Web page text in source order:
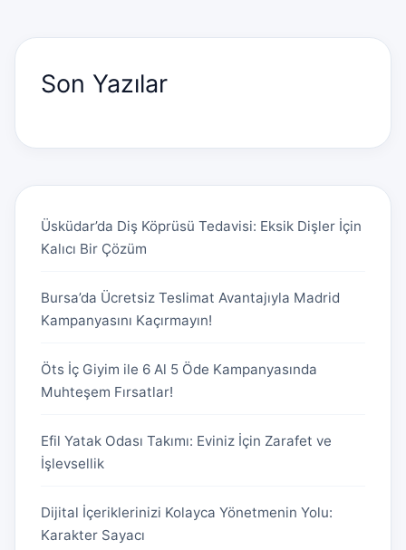
Son Yazılar
Üsküdar’da Diş Köprüsü Tedavisi: Eksik Dişler İçin
Kalıcı Bir Çözüm
Bursa’da Ücretsiz Teslimat Avantajıyla Madrid
Kampanyasını Kaçırmayın!
Öts İç Giyim ile 6 Al 5 Öde Kampanyasında
Muhteşem Fırsatlar!
Efil Yatak Odası Takımı: Eviniz İçin Zarafet ve
İşlevsellik
Dijital İçeriklerinizi Kolayca Yönetmenin Yolu:
Karakter Sayacı